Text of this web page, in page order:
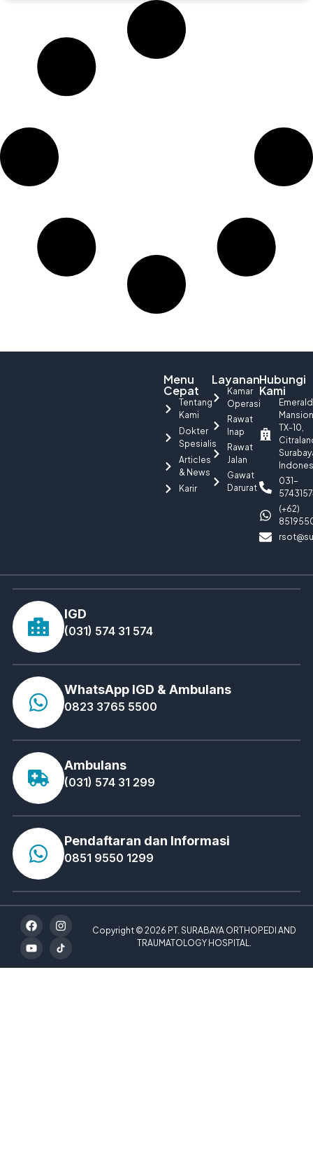
Menu
Cepat
Tentang
Kami
Dokter
Spesialis
Articles
& News
Karir
Layanan
Kamar
Operasi
Rawat
Inap
Rawat
Jalan
Gawat
Darurat
Hubungi
Kami
Emerald
Mansion
TX-10,
031-
(+62)
IGD
(031) 574 31 574
WhatsApp IGD & Ambulans
0823 3765 5500
Ambulans
(031) 574 31 299
Pendaftaran dan Informasi
0851 9550 1299
Copyright © 2026 PT. SURABAYA ORTHOPEDI AND
TRAUMATOLOGY HOSPITAL.